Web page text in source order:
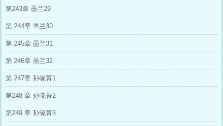
第243章 墨兰29
第 244章 墨兰30
第 245章 墨兰31
第 246章 墨兰32
第 247章 孙晓菁1
第248 章 孙晓菁2
第249 章 孙晓菁3